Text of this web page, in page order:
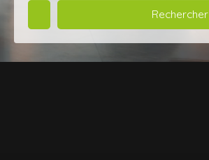
Rechercher